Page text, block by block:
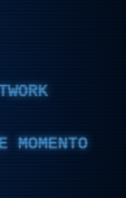
MOMENTO